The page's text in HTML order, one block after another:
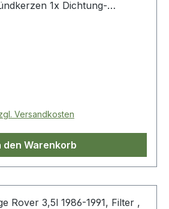
1x Dichtung-
Versandkosten
den Warenkorb